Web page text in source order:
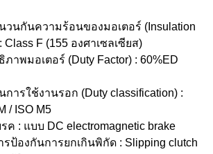
วนกันความร้อนของมอเตอร์ (Insulation
Class F (155 องศาเซลเซียส)
ภาพมอเตอร์ (Duty Factor) : 60%ED
การใช้งานรอก (Duty classification) :
/ ISO M5
รค : แบบ DC electromagnetic brake
รป้องกันการยกเกินพิกัด : Slipping clutch